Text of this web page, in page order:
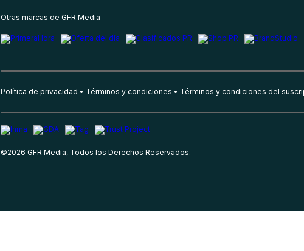
Otras marcas de GFR Media
Política de privacidad Términos y condiciones Términos y condiciones del
©2026 GFR Media, Todos los Derechos Reservados.